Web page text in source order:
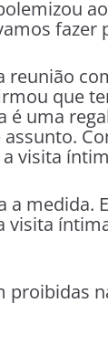
fazer
que
é uma
visita
medida.
visita
proibidas